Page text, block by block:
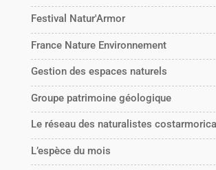
Festival Natur'Armor
France Nature Environnement
Gestion des espaces naturels
Groupe patrimoine géologique
Le réseau des naturalistes
L’espèce du mois